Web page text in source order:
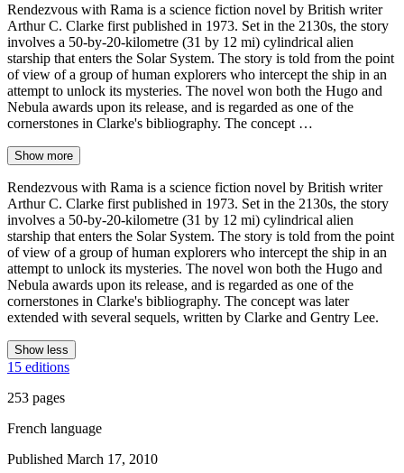
Rendezvous with Rama is a science fiction novel by British writer
Arthur C. Clarke first published in 1973. Set in the 2130s, the story
involves a 50-by-20-kilometre (31 by 12 mi) cylindrical alien
starship that enters the Solar System. The story is told from the point
of view of a group of human explorers who intercept the ship in an
attempt to unlock its mysteries. The novel won both the Hugo and
Nebula awards upon its release, and is regarded as one of the
cornerstones in Clarke's bibliography. The concept …
Show more
Rendezvous with Rama is a science fiction novel by British writer
Arthur C. Clarke first published in 1973. Set in the 2130s, the story
involves a 50-by-20-kilometre (31 by 12 mi) cylindrical alien
starship that enters the Solar System. The story is told from the point
of view of a group of human explorers who intercept the ship in an
attempt to unlock its mysteries. The novel won both the Hugo and
Nebula awards upon its release, and is regarded as one of the
cornerstones in Clarke's bibliography. The concept was later
extended with several sequels, written by Clarke and Gentry Lee.
Show less
15 editions
253 pages
French language
Published March 17, 2010